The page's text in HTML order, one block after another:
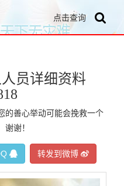
点击查询
员详细资料
的善心举动可能会挽救一个
谢谢！
转发到微博